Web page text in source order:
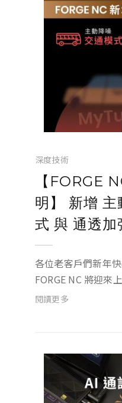
深度技術
【FORGE
明】 新增
式 與 通透加
各位老客戶們新年
FORGE NC 將迎來
新升級囉！ 即日起 所有的 FORGE NC 用戶，
閱讀更多